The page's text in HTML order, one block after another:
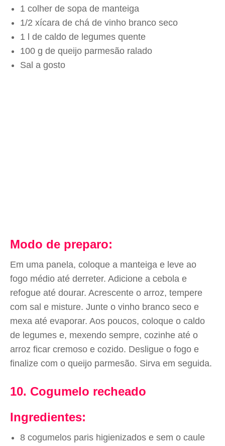
1 colher de sopa de manteiga
1/2 xícara de chá de vinho branco seco
1 l de caldo de legumes quente
100 g de queijo parmesão ralado
Sal a gosto
Modo de preparo:
Em uma panela, coloque a manteiga e leve ao
fogo médio até derreter. Adicione a cebola e
refogue até dourar. Acrescente o arroz, tempere
com sal e misture. Junte o vinho branco seco e
mexa até evaporar. Aos poucos, coloque o caldo
de legumes e, mexendo sempre, cozinhe até o
arroz ficar cremoso e cozido. Desligue o fogo e
finalize com o queijo parmesão. Sirva em seguida.
10. Cogumelo recheado
Ingredientes:
8 cogumelos paris higienizados e sem o caule